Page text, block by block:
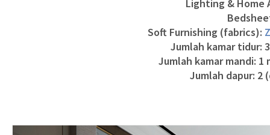
Lighting & Home
Soft Furnishing (fabrics):
Jumlah kamar tidur:
Jumlah kamar mandi:
Jumlah dapur: